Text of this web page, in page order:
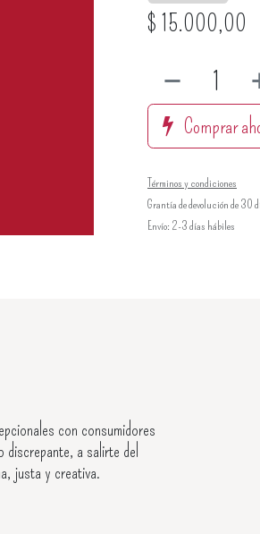
$ 15.000,00
Comprar
Términos y condiciones
Grantía de devolución de 30
Envío: 2-3 días hábiles
con consumidores
discrepante, a salirte del
justa y creativa.